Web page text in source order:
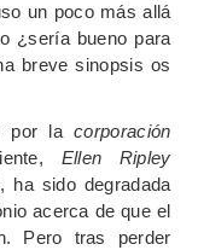
un poco más allá
¿sería bueno para
breve sinopsis os
por lacorporación
Ellen Ripley
ha sido degradada
acerca de que el
Pero tras perder